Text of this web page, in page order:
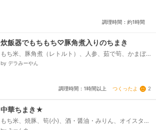
調理時間：約1時間
炊飯器でもちもち♡豚角煮入りのちまき
もち米、豚角煮（レトルト）、人参、茹で筍、かまぼ
こ、エリンギ、生姜（チューブ）、☆酒、☆砂糖、☆
by デラみーやん
調理時間：1時間以上 つくったよ 2
中華ちまき★
もち米、焼豚、筍(小)、酒・醤油・みりん、オイスター
ソース・鶏がらスープの素、砂糖、青ネギ